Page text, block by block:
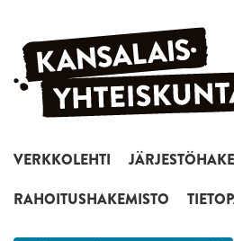
Siirry sisältöön
VERKKOLEHTI
RAHOITUSHAKEMISTO